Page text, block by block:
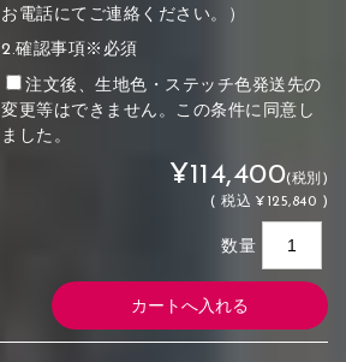
お電話にてご連絡ください。）
2.確認事項※必須
注文後、生地色・ステッチ色発送先の
変更等はできません。この条件に同意し
ました。
¥114,400(税別)
(税込 ¥125,840 )
数量